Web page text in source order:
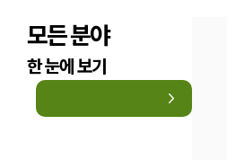
모든 분야
한 눈에 보기